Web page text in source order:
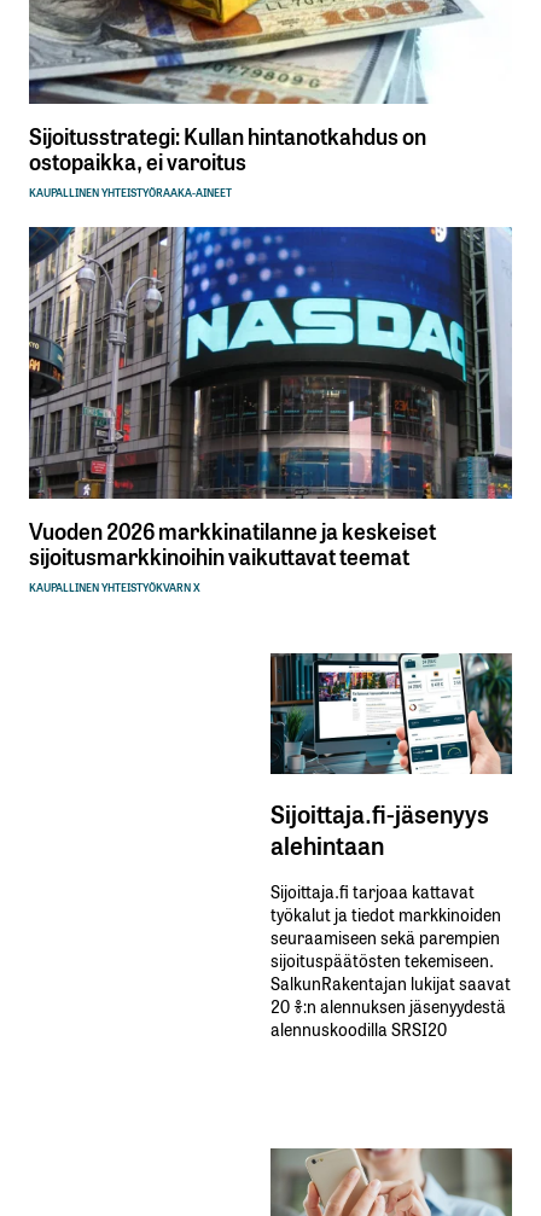
Sijoitusstrategi: Kullan hintanotkahdus on
ostopaikka, ei varoitus
KAUPALLINEN YHTEISTYÖRAAKA-AINEET
Vuoden 2026 markkinatilanne ja keskeiset
sijoitusmarkkinoihin vaikuttavat teemat
KAUPALLINEN YHTEISTYÖKVARN X
Sijoittaja.fi-jäsenyys
alehintaan
Sijoittaja.fi tarjoaa kattavat
työkalut ja tiedot markkinoiden
seuraamiseen sekä parempien
sijoituspäätösten tekemiseen.
SalkunRakentajan lukijat saavat
20 %:n alennuksen jäsenyydestä
alennuskoodilla SRSI20